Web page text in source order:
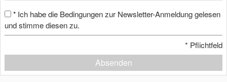
* Ich habe die Bedingungen zur Newsletter-Anmeldung gelesen
und stimme diesen zu.
* Pflichtfeld
Absenden